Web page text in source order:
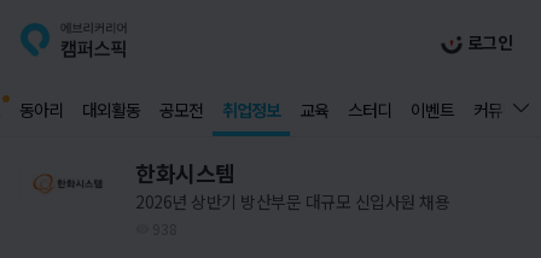
로그인
동아리 대외활동 공모전 취업정보 교육 스터디 이벤트 커뮤니티
한화시스템
2026년 상반기 방산부문 대규모 신입사원 채용